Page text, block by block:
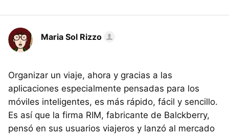
Maria Sol Rizzo
Organizar un viaje, ahora y gracias a las
aplicaciones especialmente pensadas para los
móviles inteligentes, es más rápido, fácil y sencillo.
Es así que la firma RIM, fabricante de Balckberry,
pensó en sus usuarios viajeros y lanzó al mercado